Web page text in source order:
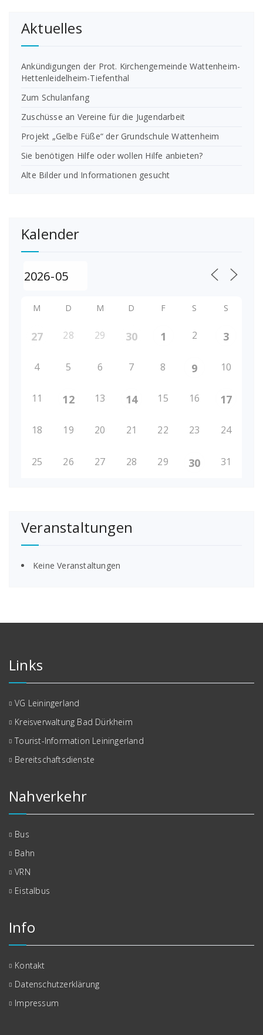
Aktuelles
Ankündigungen der Prot. Kirchengemeinde Wattenheim-
Hettenleidelheim-Tiefenthal
Zum Schulanfang
Zuschüsse an Vereine für die Jugendarbeit
Projekt „Gelbe Füße“ der Grundschule Wattenheim
Sie benötigen Hilfe oder wollen Hilfe anbieten?
Alte Bilder und Informationen gesucht
Kalender
M D M D F S S
27 28 29 30 1 2 3
4 5 6 7 8 9 10
11 12 13 14 15 16 17
18 19 20 21 22 23 24
25 26 27 28 29 30 31
Veranstaltungen
Keine Veranstaltungen
Links
VG Leiningerland
Kreisverwaltung Bad Dürkheim
Tourist-Information Leiningerland
Bereitschaftsdienste
Nahverkehr
Bus
Bahn
VRN
Eistalbus
Info
Kontakt
Datenschutzerklärung
Impressum